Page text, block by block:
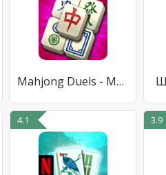
Mahjong Duels - Маджонг
4.1 3.9